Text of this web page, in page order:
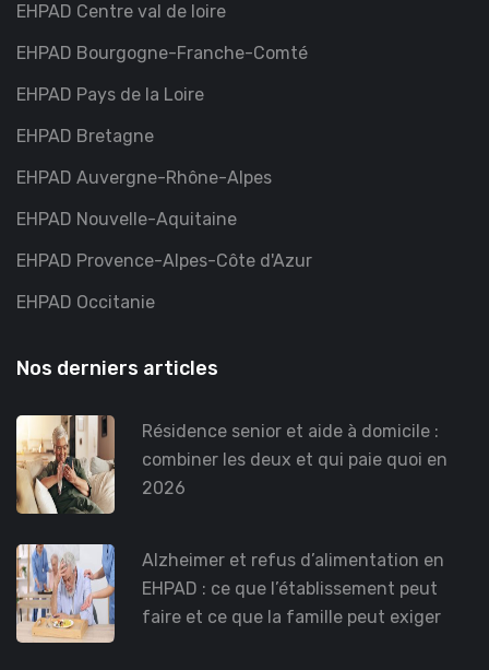
EHPAD Centre val de loire
EHPAD Bourgogne-Franche-Comté
EHPAD Pays de la Loire
EHPAD Bretagne
EHPAD Auvergne-Rhône-Alpes
EHPAD Nouvelle-Aquitaine
EHPAD Provence-Alpes-Côte d'Azur
EHPAD Occitanie
Nos derniers articles
Résidence senior et aide à domicile :
combiner les deux et qui paie quoi en
2026
Alzheimer et refus d’alimentation en
EHPAD : ce que l’établissement peut
faire et ce que la famille peut exiger